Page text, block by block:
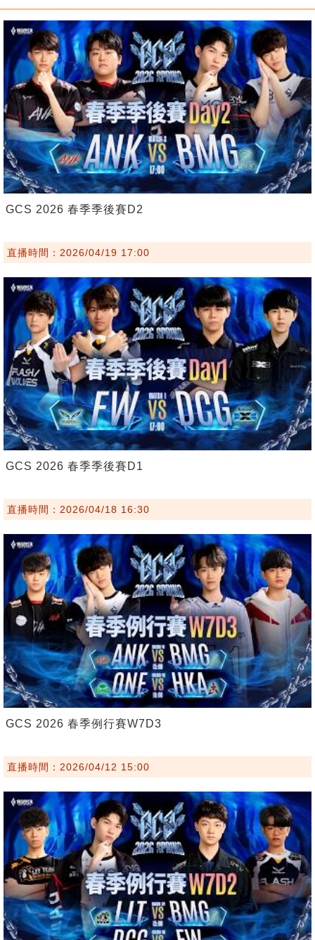
GCS 2026 春季季後賽D2
直播時間：2026/04/19 17:00
GCS 2026 春季季後賽D1
直播時間：2026/04/18 16:30
GCS 2026 春季例行賽W7D3
直播時間：2026/04/12 15:00